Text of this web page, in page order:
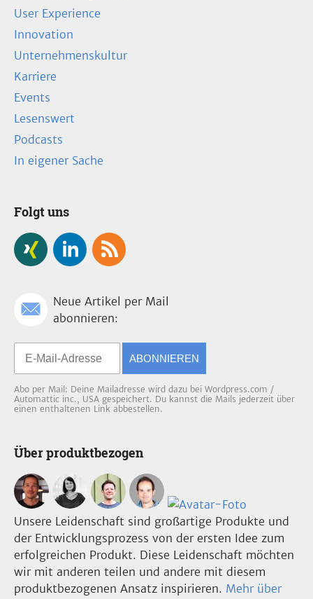
User Experience
Innovation
Unternehmenskultur
Karriere
Events
Lesenswert
Podcasts
In eigener Sache
Folgt uns
Neue Artikel per Mail
abonnieren:
ABONNIEREN
Abo per Mail: Deine Mailadresse wird dazu bei Wordpress.com /
Automattic inc., USA gespeichert. Du kannst die Mails jederzeit über
einen enthaltenen Link abbestellen.
Über produktbezogen
Unsere Leidenschaft sind großartige Produkte und
der Entwicklungsprozess von der ersten Idee zum
erfolgreichen Produkt. Diese Leidenschaft möchten
wir mit anderen teilen und andere mit diesem
produktbezogenen Ansatz inspirieren. Mehr über